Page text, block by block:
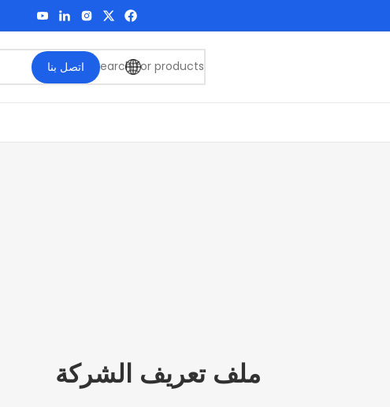
اتصل بنا
ملف تعريف الشركة